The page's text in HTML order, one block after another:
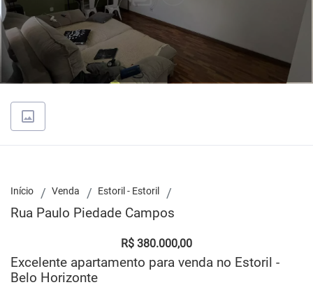
Início Venda Estoril - Estoril
Rua Paulo Piedade Campos
R$ 380.000,00
Excelente apartamento para venda no Estoril -
Belo Horizonte